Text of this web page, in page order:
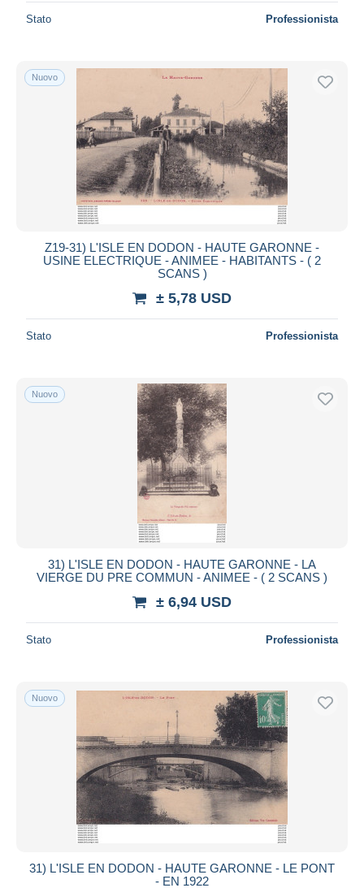
Stato Professionista
Nuovo
Z19-31) L'ISLE EN DODON - HAUTE GARONNE -
USINE ELECTRIQUE - ANIMEE - HABITANTS - ( 2
SCANS )
± 5,78 USD
Stato Professionista
Nuovo
31) L'ISLE EN DODON - HAUTE GARONNE - LA
VIERGE DU PRE COMMUN - ANIMEE - ( 2 SCANS )
± 6,94 USD
Stato Professionista
Nuovo
31) L'ISLE EN DODON - HAUTE GARONNE - LE PONT
- EN 1922